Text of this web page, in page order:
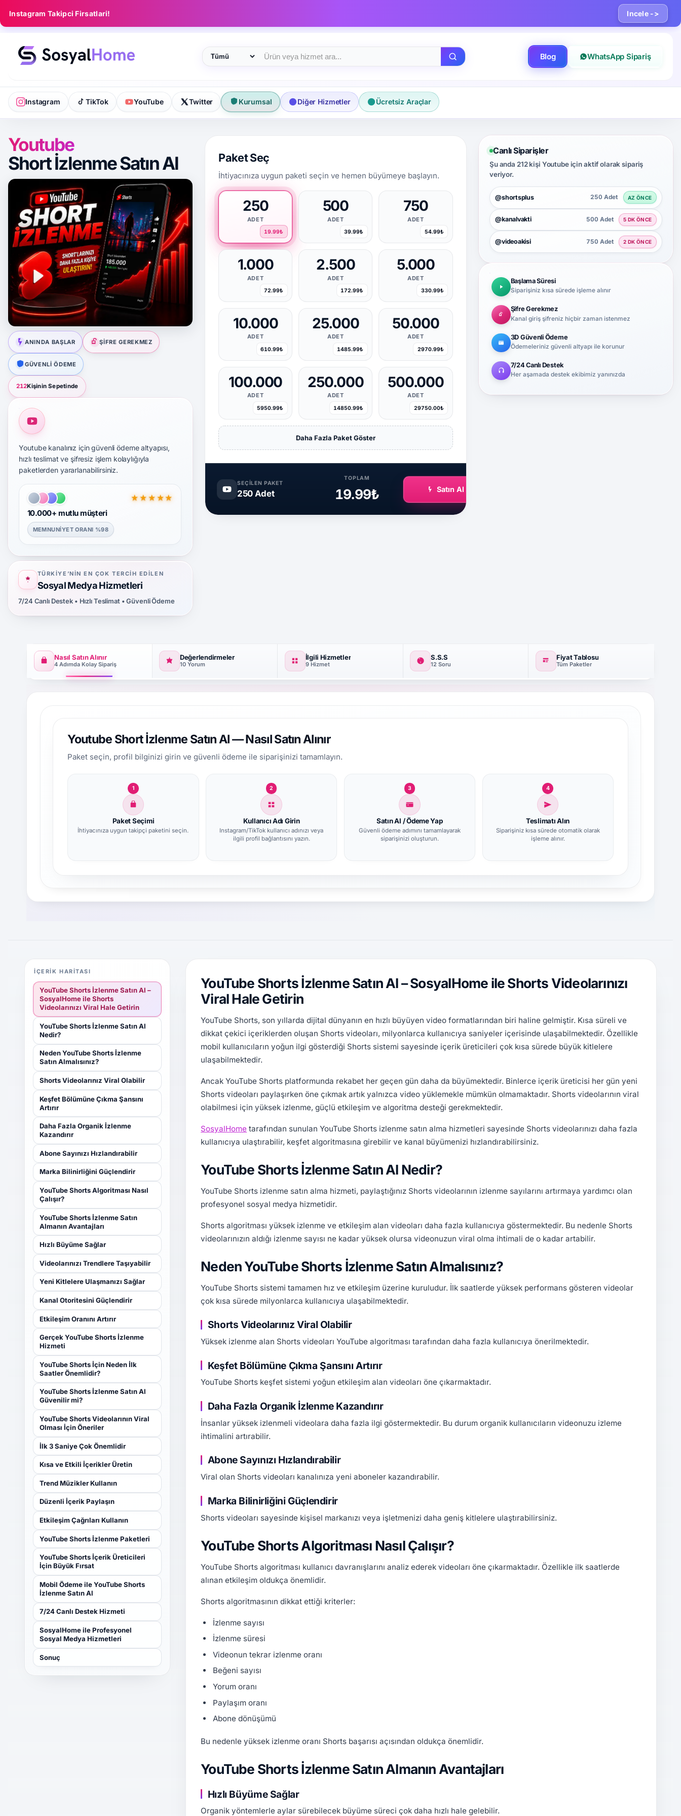
Instagram Takipci Firsatlari! Incele ->
Kategori Blog WhatsApp Sipariş
Instagram TikTok YouTube Twitter Kurumsal Diğer Hizmetler Ücretsiz Araçlar
Youtube
Short İzlenme Satın Al
ANINDA BAŞLAR ŞIFRE GEREKMEZ
GÜVENLI ÖDEME
212Kişinin Sepetinde
Youtube kanalınız için güvenli ödeme altyapısı,
hızlı teslimat ve şifresiz işlem kolaylığıyla
paketlerden yararlanabilirsiniz.
★★★★★
10.000+ mutlu müşteri
MEMNUNIYET ORANI %98
TÜRKIYE’NIN EN ÇOK TERCIH EDILEN
Sosyal Medya Hizmetleri
7/24 Canlı Destek • Hızlı Teslimat • Güvenli Ödeme
Paket Seç
İhtiyacınıza uygun paketi seçin ve hemen büyümeye başlayın.
250
ADET
19.99₺
500
ADET
39.99₺
750
ADET
54.99₺
1.000
ADET
72.99₺
2.500
ADET
172.99₺
5.000
ADET
330.99₺
10.000
ADET
610.99₺
25.000
ADET
1485.99₺
50.000
ADET
2970.99₺
100.000
ADET
5950.99₺
250.000
ADET
14850.99₺
500.000
ADET
29750.00₺
Daha Fazla Paket Göster
SEÇILEN PAKET
250 Adet
TOPLAM
19.99₺ Satın Al
Canlı Siparişler
Şu anda 212 kişi Youtube için aktif olarak sipariş
veriyor.
@shortsplus 250 Adet AZ ÖNCE
@kanalvakti 500 Adet 5 DK ÖNCE
@videoakisi 750 Adet 2 DK ÖNCE
Başlama Süresi
Siparişiniz kısa sürede işleme alınır
Şifre Gerekmez
Kanal giriş şifreniz hiçbir zaman istenmez
3D Güvenli Ödeme
Ödemeleriniz güvenli altyapı ile korunur
7/24 Canlı Destek
Her aşamada destek ekibimiz yanınızda
Nasıl Satın Alınır
4 Adımda Kolay Sipariş
Değerlendirmeler
10 Yorum
İlgili Hizmetler
9 Hizmet
S.S.S
12 Soru
Fiyat Tablosu
Tüm Paketler
Youtube Short İzlenme Satın Al — Nasıl Satın Alınır
Paket seçin, profil bilginizi girin ve güvenli ödeme ile siparişinizi tamamlayın.
1
Paket Seçimi
İhtiyacınıza uygun takipçi paketini seçin.
2
Kullanıcı Adı Girin
Instagram/TikTok kullanıcı adınızı veya
ilgili profil bağlantısını yazın.
3
Satın Al / Ödeme Yap
Güvenli ödeme adımını tamamlayarak
siparişinizi oluşturun.
4
Teslimatı Alın
Siparişiniz kısa sürede otomatik olarak
işleme alınır.
YouTube Shorts İzlenme Satın Al – SosyalHome ile Shorts Videolarınızı
Viral Hale Getirin
YouTube Shorts, son yıllarda dijital dünyanın en hızlı büyüyen video formatlarından biri haline gelmiştir. Kısa süreli ve
dikkat çekici içeriklerden oluşan Shorts videoları, milyonlarca kullanıcıya saniyeler içerisinde ulaşabilmektedir. Özellikle
mobil kullanıcıların yoğun ilgi gösterdiği Shorts sistemi sayesinde içerik üreticileri çok kısa sürede büyük kitlelere
ulaşabilmektedir.
Ancak YouTube Shorts platformunda rekabet her geçen gün daha da büyümektedir. Binlerce içerik üreticisi her gün yeni
Shorts videoları paylaşırken öne çıkmak artık yalnızca video yüklemekle mümkün olmamaktadır. Shorts videolarının viral
olabilmesi için yüksek izlenme, güçlü etkileşim ve algoritma desteği gerekmektedir.
SosyalHome tarafından sunulan YouTube Shorts izlenme satın alma hizmetleri sayesinde Shorts videolarınızı daha fazla
kullanıcıya ulaştırabilir, keşfet algoritmasına girebilir ve kanal büyümenizi hızlandırabilirsiniz.
YouTube Shorts İzlenme Satın Al Nedir?
YouTube Shorts izlenme satın alma hizmeti, paylaştığınız Shorts videolarının izlenme sayılarını artırmaya yardımcı olan
profesyonel sosyal medya hizmetidir.
Shorts algoritması yüksek izlenme ve etkileşim alan videoları daha fazla kullanıcıya göstermektedir. Bu nedenle Shorts
videolarınızın aldığı izlenme sayısı ne kadar yüksek olursa videonuzun viral olma ihtimali de o kadar artabilir.
Neden YouTube Shorts İzlenme Satın Almalısınız?
YouTube Shorts sistemi tamamen hız ve etkileşim üzerine kuruludur. İlk saatlerde yüksek performans gösteren videolar
çok kısa sürede milyonlarca kullanıcıya ulaşabilmektedir.
Shorts Videolarınız Viral Olabilir
Yüksek izlenme alan Shorts videoları YouTube algoritması tarafından daha fazla kullanıcıya önerilmektedir.
Keşfet Bölümüne Çıkma Şansını Artırır
YouTube Shorts keşfet sistemi yoğun etkileşim alan videoları öne çıkarmaktadır.
Daha Fazla Organik İzlenme Kazandırır
İnsanlar yüksek izlenmeli videolara daha fazla ilgi göstermektedir. Bu durum organik kullanıcıların videonuzu izleme
ihtimalini artırabilir.
Abone Sayınızı Hızlandırabilir
Viral olan Shorts videoları kanalınıza yeni aboneler kazandırabilir.
Marka Bilinirliğini Güçlendirir
Shorts videoları sayesinde kişisel markanızı veya işletmenizi daha geniş kitlelere ulaştırabilirsiniz.
YouTube Shorts Algoritması Nasıl Çalışır?
YouTube Shorts algoritması kullanıcı davranışlarını analiz ederek videoları öne çıkarmaktadır. Özellikle ilk saatlerde
alınan etkileşim oldukça önemlidir.
Shorts algoritmasının dikkat ettiği kriterler:
İzlenme sayısı
İzlenme süresi
Videonun tekrar izlenme oranı
Beğeni sayısı
Yorum oranı
Paylaşım oranı
Abone dönüşümü
Bu nedenle yüksek izlenme oranı Shorts başarısı açısından oldukça önemlidir.
YouTube Shorts İzlenme Satın Almanın Avantajları
Hızlı Büyüme Sağlar
Organik yöntemlerle aylar sürebilecek büyüme süreci çok daha hızlı hale gelebilir.
İÇERIK HARITASI
YouTube Shorts İzlenme Satın Al –
SosyalHome ile Shorts
Videolarınızı Viral Hale Getirin
YouTube Shorts İzlenme Satın Al
Nedir?
Neden YouTube Shorts İzlenme
Satın Almalısınız?
Shorts Videolarınız Viral Olabilir
Keşfet Bölümüne Çıkma Şansını
Artırır
Daha Fazla Organik İzlenme
Kazandırır
Abone Sayınızı Hızlandırabilir
Marka Bilinirliğini Güçlendirir
YouTube Shorts Algoritması Nasıl
Çalışır?
YouTube Shorts İzlenme Satın
Almanın Avantajları
Hızlı Büyüme Sağlar
Videolarınızı Trendlere Taşıyabilir
Yeni Kitlelere Ulaşmanızı Sağlar
Kanal Otoritesini Güçlendirir
Etkileşim Oranını Artırır
Gerçek YouTube Shorts İzlenme
Hizmeti
YouTube Shorts İçin Neden İlk
Saatler Önemlidir?
YouTube Shorts İzlenme Satın Al
Güvenilir mi?
YouTube Shorts Videolarının Viral
Olması İçin Öneriler
İlk 3 Saniye Çok Önemlidir
Kısa ve Etkili İçerikler Üretin
Trend Müzikler Kullanın
Düzenli İçerik Paylaşın
Etkileşim Çağrıları Kullanın
YouTube Shorts İzlenme Paketleri
YouTube Shorts İçerik Üreticileri
İçin Büyük Fırsat
Mobil Ödeme ile YouTube Shorts
İzlenme Satın Al
7/24 Canlı Destek Hizmeti
SosyalHome ile Profesyonel
Sosyal Medya Hizmetleri
Sonuç